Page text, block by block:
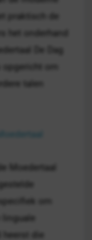
praktisch de
het onderhand
De Dag
om
talen
Moedertaal
om
die